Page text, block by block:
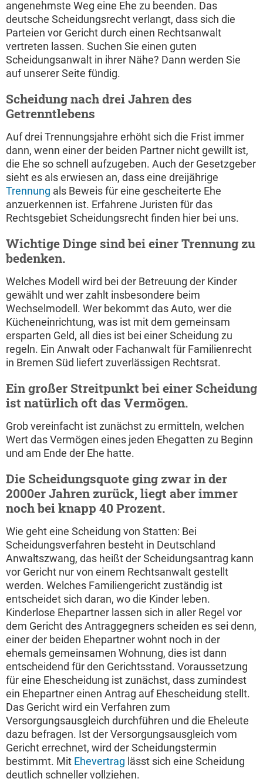
angenehmste Weg eine Ehe zu beenden. Das
deutsche Scheidungsrecht verlangt, dass sich die
Parteien vor Gericht durch einen Rechtsanwalt
vertreten lassen. Suchen Sie einen guten
Scheidungsanwalt in ihrer Nähe? Dann werden Sie
auf unserer Seite fündig.
Scheidung nach drei Jahren des
Getrenntlebens
Auf drei Trennungsjahre erhöht sich die Frist immer
dann, wenn einer der beiden Partner nicht gewillt ist,
die Ehe so schnell aufzugeben. Auch der Gesetzgeber
sieht es als erwiesen an, dass eine dreijährige
Trennung als Beweis für eine gescheiterte Ehe
anzuerkennen ist. Erfahrene Juristen für das
Rechtsgebiet Scheidungsrecht finden hier bei uns.
Wichtige Dinge sind bei einer Trennung zu
bedenken.
Welches Modell wird bei der Betreuung der Kinder
gewählt und wer zahlt insbesondere beim
Wechselmodell. Wer bekommt das Auto, wer die
Kücheneinrichtung, was ist mit dem gemeinsam
ersparten Geld, all dies ist bei einer Scheidung zu
regeln. Ein Anwalt oder Fachanwalt für Familienrecht
in Bremen Süd liefert zuverlässigen Rechtsrat.
Ein großer Streitpunkt bei einer Scheidung
ist natürlich oft das Vermögen.
Grob vereinfacht ist zunächst zu ermitteln, welchen
Wert das Vermögen eines jeden Ehegatten zu Beginn
und am Ende der Ehe hatte.
Die Scheidungsquote ging zwar in der
2000er Jahren zurück, liegt aber immer
noch bei knapp 40 Prozent.
Wie geht eine Scheidung von Statten: Bei
Scheidungsverfahren besteht in Deutschland
Anwaltszwang, das heißt der Scheidungsantrag kann
vor Gericht nur von einem Rechtsanwalt gestellt
werden. Welches Familiengericht zuständig ist
entscheidet sich daran, wo die Kinder leben.
Kinderlose Ehepartner lassen sich in aller Regel vor
dem Gericht des Antraggegners scheiden es sei denn,
einer der beiden Ehepartner wohnt noch in der
ehemals gemeinsamen Wohnung, dies ist dann
entscheidend für den Gerichtsstand. Voraussetzung
für eine Ehescheidung ist zunächst, dass zumindest
ein Ehepartner einen Antrag auf Ehescheidung stellt.
Das Gericht wird ein Verfahren zum
Versorgungsausgleich durchführen und die Eheleute
dazu befragen. Ist der Versorgungsausgleich vom
Gericht errechnet, wird der Scheidungstermin
bestimmt. Mit Ehevertrag lässt sich eine Scheidung
deutlich schneller vollziehen.